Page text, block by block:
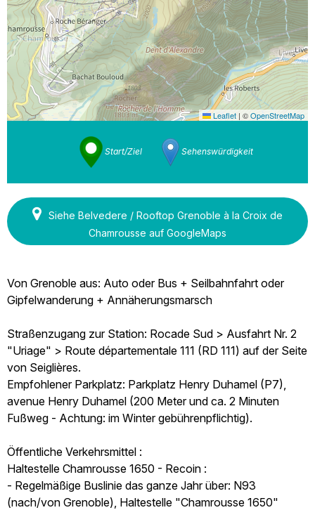
Leaflet | ©OpenStreetMap
Start/Ziel Sehenswürdigkeit
Siehe Belvedere / Rooftop Grenoble à la Croix de
Chamrousse auf GoogleMaps
Von Grenoble aus: Auto oder Bus + Seilbahnfahrt oder
Gipfelwanderung + Annäherungsmarsch
Straßenzugang zur Station: Rocade Sud > Ausfahrt Nr. 2
"Uriage" > Route départementale 111 (RD 111) auf der Seite
von Seiglières.
Empfohlener Parkplatz: Parkplatz Henry Duhamel (P7),
avenue Henry Duhamel (200 Meter und ca. 2 Minuten
Fußweg - Achtung: im Winter gebührenpflichtig).
Öffentliche Verkehrsmittel :
Haltestelle Chamrousse 1650 - Recoin :
- Regelmäßige Buslinie das ganze Jahr über: N93
(nach/von Grenoble), Haltestelle "Chamrousse 1650"